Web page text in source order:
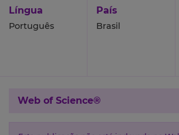
Língua
Português
País
Brasil
Web of Science®